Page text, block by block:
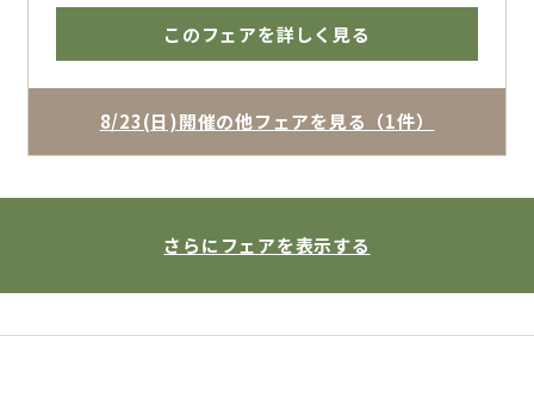
ホテルの安心感と貸切ウェディングの魅力を体
感いただけます
博多で結婚式を挙げるならザ・フォレストテラ
ス博多のブライダルフェアへ
このフェアを詳しく見る
8/23(日)開催の他フェアを見る（1件）
さらにフェアを表示する